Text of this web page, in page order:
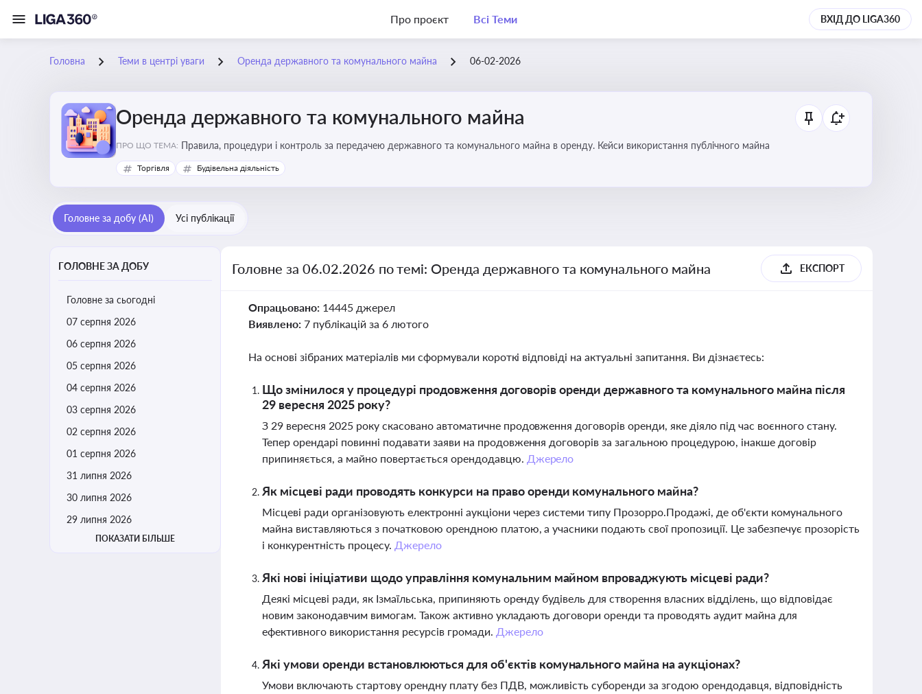
Про проєкт Всі Теми ВХІД ДО LIGA360
Головна Теми в центрі уваги Оренда державного та комунального майна 06-02-2026
Оренда державного та комунального майна
ПРО ЩО ТЕМА: Правила, процедури і контроль за передачею державного та комунального майна в оренду. Кейси використання публічного майна
Торгівля Будівельна діяльність
Головне за добу (AI) Усі публікації
ГОЛОВНЕ ЗА ДОБУ
Головне за сьогодні
07 серпня 2026
06 серпня 2026
05 серпня 2026
04 серпня 2026
03 серпня 2026
02 серпня 2026
01 серпня 2026
31 липня 2026
30 липня 2026
29 липня 2026
ПОКАЗАТИ БІЛЬШЕ
Головне за 06.02.2026 по темі: Оренда державного та комунального майна ЕКСПОРТ
Опрацьовано: 14445 джерел
Виявлено: 7 публікацій за 6 лютого
На основі зібраних матеріалів ми сформували короткі відповіді на актуальні запитання. Ви дізнаєтесь:
Що змінилося у процедурі продовження договорів оренди державного та комунального майна після
29 вересня 2025 року?
З 29 вересня 2025 року скасовано автоматичне продовження договорів оренди, яке діяло під час воєнного стану.
Тепер орендарі повинні подавати заяви на продовження договорів за загальною процедурою, інакше договір
припиняється, а майно повертається орендодавцю. Джерело
Як місцеві ради проводять конкурси на право оренди комунального майна?
Місцеві ради організовують електронні аукціони через системи типу Прозорро.Продажі, де об'єкти комунального
майна виставляються з початковою орендною платою, а учасники подають свої пропозиції. Це забезпечує прозорість
і конкурентність процесу. Джерело
Які нові ініціативи щодо управління комунальним майном впроваджують місцеві ради?
Деякі місцеві ради, як Ізмаїльська, припиняють оренду будівель для створення власних відділень, що відповідає
новим законодавчим вимогам. Також активно укладають договори оренди та проводять аудит майна для
ефективного використання ресурсів громади. Джерело
Які умови оренди встановлюються для об'єктів комунального майна на аукціонах?
Умови включають стартову орендну плату без ПДВ, можливість суборенди за згодою орендодавця, відповідність